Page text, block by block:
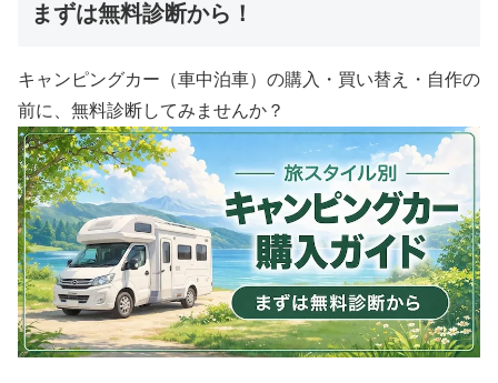
まずは無料診断から！
キャンピングカー（車中泊車）の購入・買い替え・自作の
前に、無料診断してみませんか？